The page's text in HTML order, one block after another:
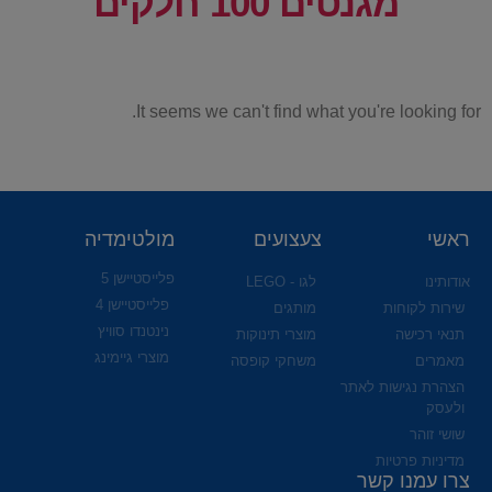
It seems we can't find what you're looking for.
ראשי
אודותינו
שירות לקוחות
תנאי רכישה
מאמרים
הצהרת נגישות לאתר
ולעסק
שושי זוהר
מדיניות פרטיות
צעצועים
לגו - LEGO
מותגים
מוצרי תינוקות
משחקי קופסה
מולטימדיה
פלייסטיישן 5
פלייסטיישן 4
נינטנדו סוויץ
מוצרי גיימינג
צרו עמנו קשר